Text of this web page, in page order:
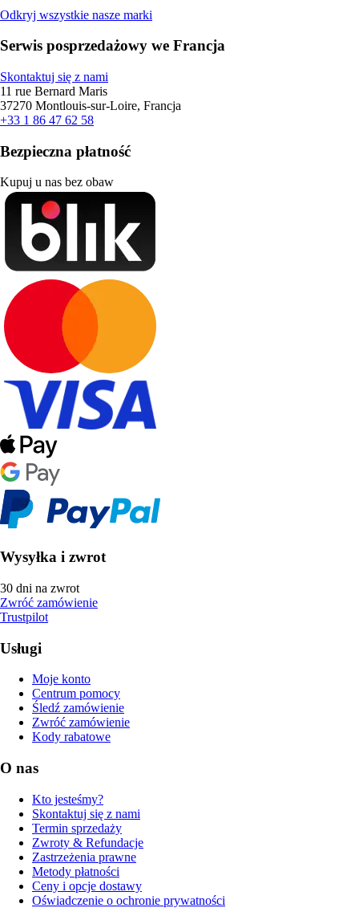
Odkryj wszystkie nasze marki
Serwis posprzedażowy we Francja
Skontaktuj się z nami
11 rue Bernard Maris
37270 Montlouis-sur-Loire, Francja
+33 1 86 47 62 58
Bezpieczna płatność
Kupuj u nas bez obaw
Wysyłka i zwrot
30 dni na zwrot
Zwróć zamówienie
Trustpilot
Usługi
Moje konto
Centrum pomocy
Śledź zamówienie
Zwróć zamówienie
Kody rabatowe
O nas
Kto jesteśmy?
Skontaktuj się z nami
Termin sprzedaży
Zwroty & Refundacje
Zastrzeżenia prawne
Metody płatności
Ceny i opcje dostawy
Oświadczenie o ochronie prywatności